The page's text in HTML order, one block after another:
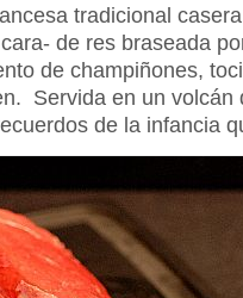
tradicional
de res braseada
de champiñones,
Servida en un volcán
de la infancia